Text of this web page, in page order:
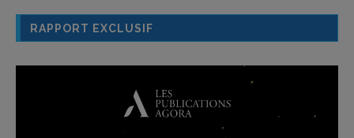
RAPPORT EXCLUSIF